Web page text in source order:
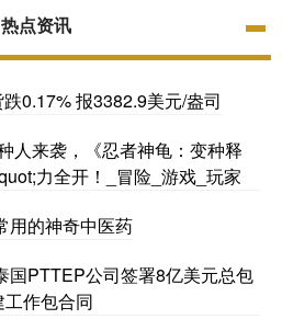
热点资讯
0.17% 报3382.9美元/盎司
人来袭，《忍者神龟：变种释
力全开！_冒险_游戏_玩家
用的神奇中医药
国PTTEP公司签署8亿美元总包
作包合同